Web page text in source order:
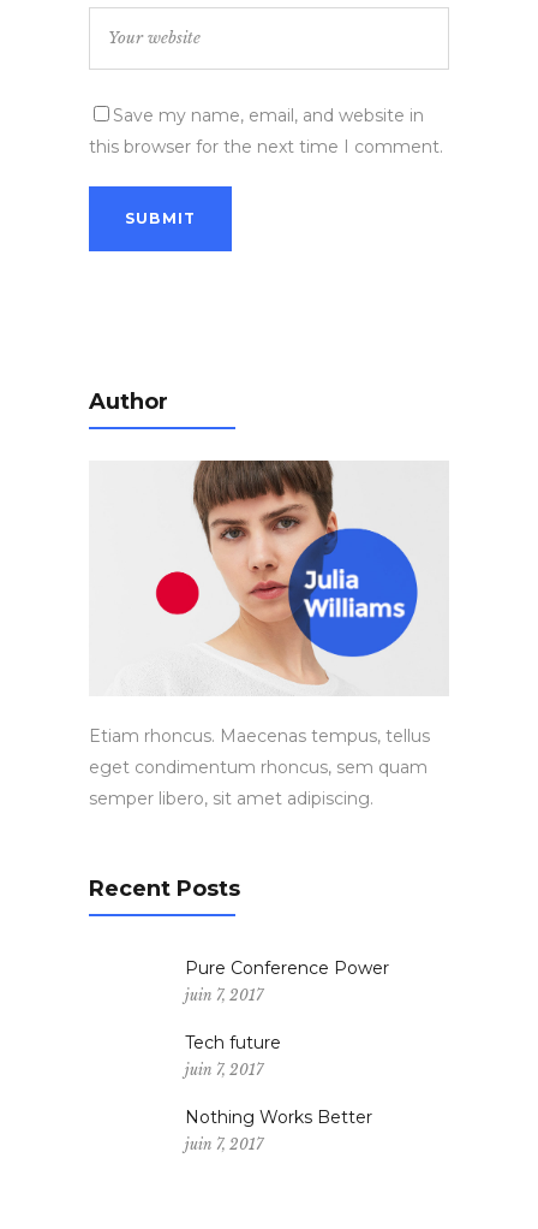
Save my name, email, and website in
this browser for the next time I comment.
Author
Etiam rhoncus. Maecenas tempus, tellus
eget condimentum rhoncus, sem quam
semper libero, sit amet adipiscing.
Recent Posts
Pure Conference Power
juin 7, 2017
Tech future
juin 7, 2017
Nothing Works Better
juin 7, 2017